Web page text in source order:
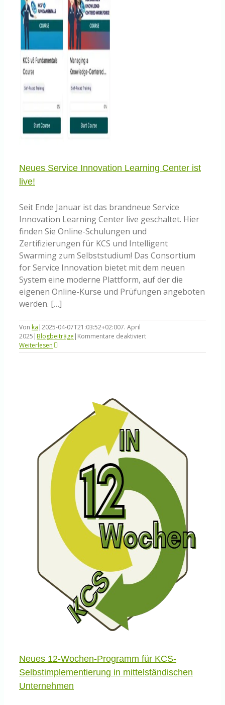
Neues Service Innovation Learning Center ist
live!
Seit Ende Januar ist das brandneue Service
Innovation Learning Center live geschaltet. Hier
finden Sie Online-Schulungen und
Zertifizierungen für KCS und Intelligent
Swarming zum Selbststudium! Das Consortium
for Service Innovation bietet mit dem neuen
System eine moderne Plattform, auf der die
eigenen Online-Kurse und Prüfungen angeboten
werden. […]
Von ka |2025-04-07T21:03:52+02:007. April
2025 |Blogbeiträge | Kommentare deaktiviertfür
Service
Weiterlesen
Neues 12-Wochen-Programm für KCS-
Selbstimplementierung in mittelständischen
Unternehmen